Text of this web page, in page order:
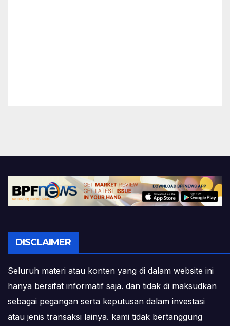
DISCLAIMER
Seluruh materi atau konten yang di dalam website ini
hanya bersifat informatif saja. dan tidak di maksudkan
sebagai pegangan serta keputusan dalam investasi
atau jenis transaksi lainya. kami tidak bertanggung